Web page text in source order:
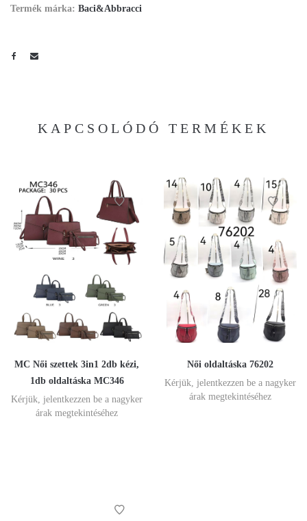
Termék márka: Baci&Abbracci
KAPCSOLÓDÓ TERMÉKEK
MC Női szettek 3in1 2db kézi,
1db oldaltáska MC346
Kérjük, jelentkezzen be a nagyker
árak megtekintéséhez
Női oldaltáska 76202
Kérjük, jelentkezzen be a nagyker
árak megtekintéséhez